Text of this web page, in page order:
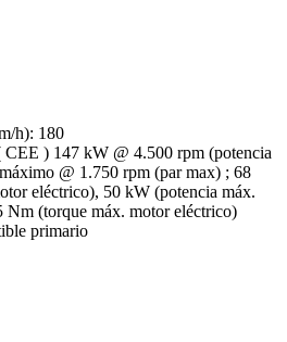
h): 180
) 147 kW @ 4.500 rpm (potencia
@ 1.750 rpm (par max) ; 68
eléctrico), 50 kW (potencia máx.
Nm (torque máx. motor eléctrico)
primario